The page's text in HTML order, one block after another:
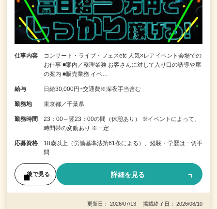
仕事内容
コンサート・ライブ・フェスetc 人気×レアイベント会場での
お仕事 ■案内／整理業務 お客さんに対して入り口の誘導や席
の案内 ■販売業務 イベ…
給与 日給30,000円+交通費※深夜手当含む
勤務地 東京都／千葉県
勤務時間
23：00～翌23：00の間（休憩あり） ※イベントによって、
時間帯の変動あり ※一定…
応募資格
18歳以上（労働基準法第61条による）、経験・学歴は一切不
問
後で見る 詳細を見る
更新日： 2026/07/13 掲載終了日： 2026/08/10